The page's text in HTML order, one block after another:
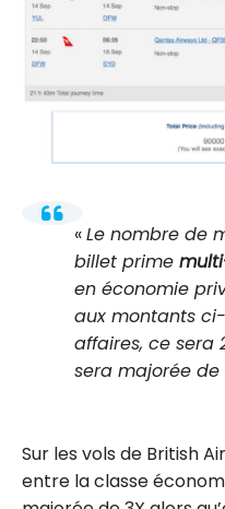
Le nombre de
billet prime
en économie
aux montants
affaires, ce sera
sera majorée de
Sur les vols de British
entre la classe